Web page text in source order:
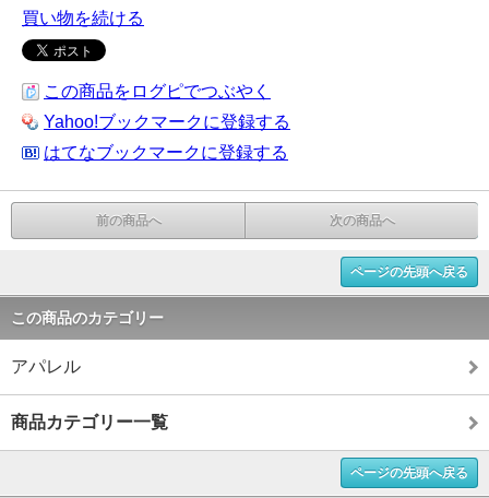
買い物を続ける
この商品をログピでつぶやく
Yahoo!ブックマークに登録する
はてなブックマークに登録する
前の商品へ 次の商品へ
ページの先頭へ戻る
この商品のカテゴリー
アパレル
商品カテゴリー一覧
ページの先頭へ戻る